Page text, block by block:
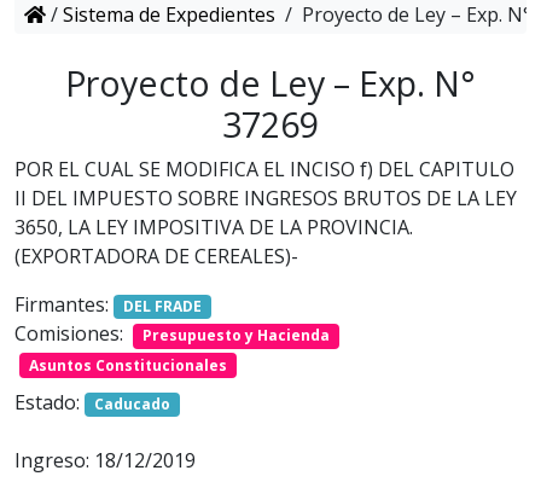
/Sistema de Expedientes / Proyecto de Ley – Exp. N°
Proyecto de Ley – Exp. N°
37269
POR EL CUAL SE MODIFICA EL INCISO f) DEL CAPITULO
II DEL IMPUESTO SOBRE INGRESOS BRUTOS DE LA LEY
3650, LA LEY IMPOSITIVA DE LA PROVINCIA.
(EXPORTADORA DE CEREALES)-
Firmantes:
DEL FRADE
Comisiones:
Presupuesto y Hacienda
Asuntos Constitucionales
Estado: Caducado
Ingreso: 18/12/2019